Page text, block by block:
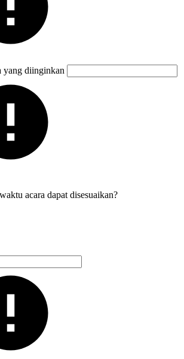
yang diinginkan
acara dapat disesuaikan?